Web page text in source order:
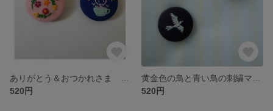
520円
520円